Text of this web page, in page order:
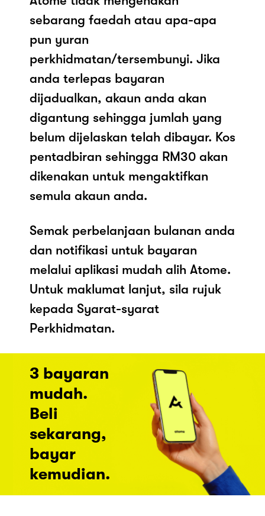
sebarang faedah atau apa-apa
pun yuran
perkhidmatan/tersembunyi. Jika
anda terlepas bayaran
dijadualkan, akaun anda akan
digantung sehingga jumlah yang
belum dijelaskan telah dibayar. Kos
pentadbiran sehingga RM30 akan
dikenakan untuk mengaktifkan
semula akaun anda.
Semak perbelanjaan bulanan anda
dan notifikasi untuk bayaran
melalui aplikasi mudah alih Atome.
Untuk maklumat lanjut, sila rujuk
kepada Syarat-syarat
Perkhidmatan.
3 bayaran
mudah.
Beli
sekarang,
bayar
kemudian.